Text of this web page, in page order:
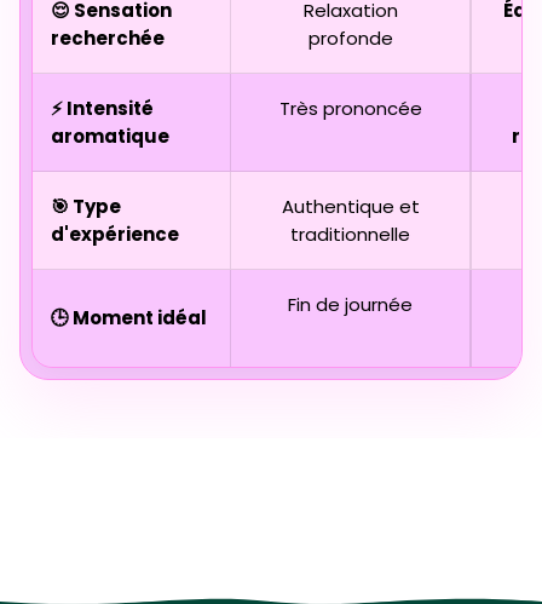
😌 Sensation
recherchée
Relaxation
profonde
⚡ Intensité
aromatique
Très prononcée
🎯 Type
d'expérience
Authentique et
traditionnelle
🕒 Moment idéal
Fin de journée